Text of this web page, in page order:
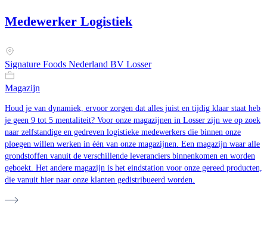
Medewerker Logistiek
Signature Foods Nederland BV Losser
Magazijn
Houd je van dynamiek, ervoor zorgen dat alles juist en tijdig klaar staat heb
je geen 9 tot 5 mentaliteit? Voor onze magazijnen in Losser zijn we op zoek
naar zelfstandige en gedreven logistieke medewerkers die binnen onze
ploegen willen werken in één van onze magazijnen. Een magazijn waar alle
grondstoffen vanuit de verschillende leveranciers binnenkomen en worden
geboekt. Het andere magazijn is het eindstation voor onze gereed producten,
die vanuit hier naar onze klanten gedistribueerd worden.